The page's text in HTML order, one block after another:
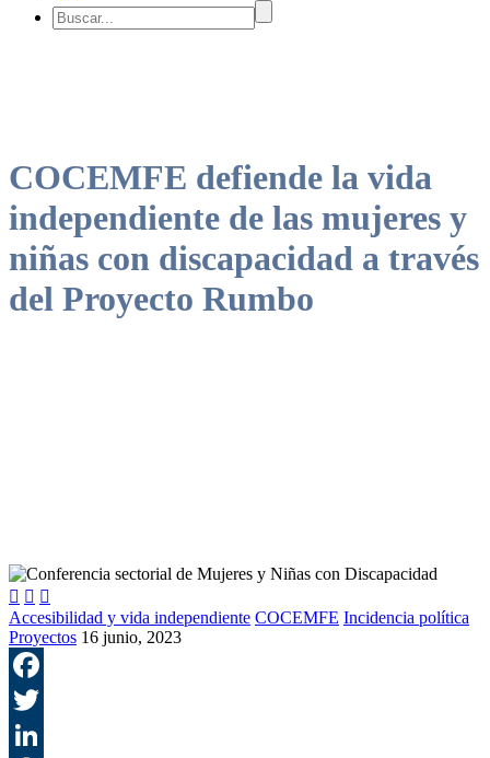
COCEMFE defiende la vida
independiente de las mujeres y
niñas con discapacidad a través
del Proyecto Rumbo
  
Accesibilidad y vida independiente COCEMFE Incidencia política
Proyectos 16 junio, 2023